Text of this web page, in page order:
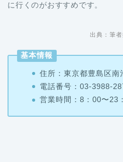
に行くのがおすすめです。
出典：筆
基本情報
住所：東京都豊島区南
電話番号：03-3988-
営業時間：8：00〜23